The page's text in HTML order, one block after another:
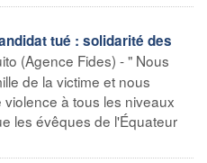
tué : solidarité des
(Agence Fides) - " Nous
de la victime et nous
à tous les niveaux
les évêques de l'Équateur